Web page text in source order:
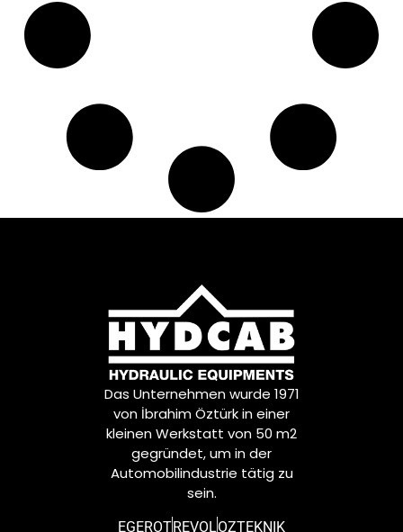
Das Unternehmen wurde 1971
von İbrahim Öztürk in einer
kleinen Werkstatt von 50 m2
gegründet, um in der
Automobilindustrie tätig zu
sein.
EGEROTREVOLOZTEKNIK